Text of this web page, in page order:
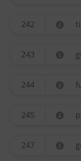
242
243
244
245
247